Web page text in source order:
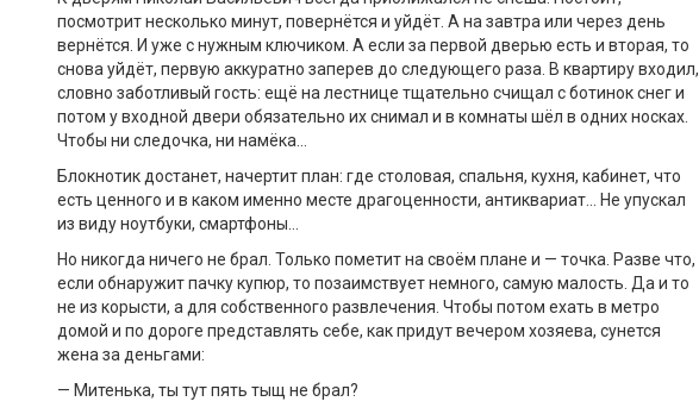
посмотрит несколько минут, повернётся и уйдёт. А на завтра или через день
вернётся. И уже с нужным ключиком. А если за первой дверью есть и вторая, то
снова уйдёт, первую аккуратно заперев до следующего раза. В квартиру входил,
словно заботливый гость: ещё на лестнице тщательно счищал с ботинок снег и
потом у входной двери обязательно их снимал и в комнаты шёл в одних носках.
Чтобы ни следочка, ни намёка…
Блокнотик достанет, начертит план: где столовая, спальня, кухня, кабинет, что
есть ценного и в каком именно месте драгоценности, антиквариат… Не упускал
из виду ноутбуки, смартфоны…
Но никогда ничего не брал. Только пометит на своём плане и — точка. Разве что,
если обнаружит пачку купюр, то позаимствует немного, самую малость. Да и то
не из корысти, а для собственного развлечения. Чтобы потом ехать в метро
домой и по дороге представлять себе, как придут вечером хозяева, сунется
жена за деньгами:
— Митенька, ты тут пять тыщ не брал?